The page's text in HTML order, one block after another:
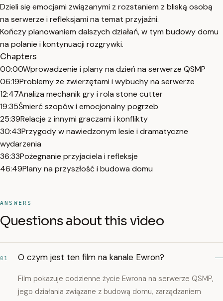
Dzieli się emocjami związanymi z rozstaniem z bliską osobą
na serwerze i refleksjami na temat przyjaźni.
Kończy planowaniem dalszych działań, w tym budowy domu
na polanie i kontynuacji rozgrywki.
Chapters
00:00Wprowadzenie i plany na dzień na serwerze QSMP
06:19Problemy ze zwierzętami i wybuchy na serwerze
12:47Analiza mechanik gry i rola stone cutter
19:35Śmierć szopów i emocjonalny pogrzeb
25:39Relacje z innymi graczami i konflikty
30:43Przygody w nawiedzonym lesie i dramatyczne
wydarzenia
36:33Pożegnanie przyjaciela i refleksje
46:49Plany na przyszłość i budowa domu
ANSWERS
Questions about this video
01 O czym jest ten film na kanale Ewron?
Film pokazuje codzienne życie Ewrona na serwerze QSMP,
jego działania związane z budową domu, zarządzaniem